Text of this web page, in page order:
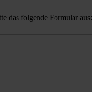
das folgende Formular aus: